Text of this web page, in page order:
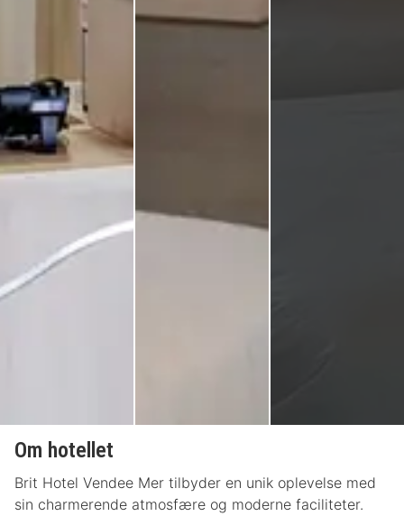
Om hotellet
Brit Hotel Vendee Mer tilbyder en unik oplevelse med
sin charmerende atmosfære og moderne faciliteter.